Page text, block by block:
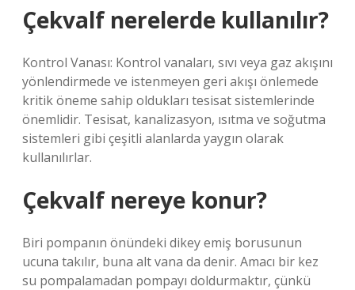
Çekvalf nerelerde kullanılır?
Kontrol Vanası: Kontrol vanaları, sıvı veya gaz akışını
yönlendirmede ve istenmeyen geri akışı önlemede
kritik öneme sahip oldukları tesisat sistemlerinde
önemlidir. Tesisat, kanalizasyon, ısıtma ve soğutma
sistemleri gibi çeşitli alanlarda yaygın olarak
kullanılırlar.
Çekvalf nereye konur?
Biri pompanın önündeki dikey emiş borusunun
ucuna takılır, buna alt vana da denir. Amacı bir kez
su pompalamadan pompayı doldurmaktır, çünkü